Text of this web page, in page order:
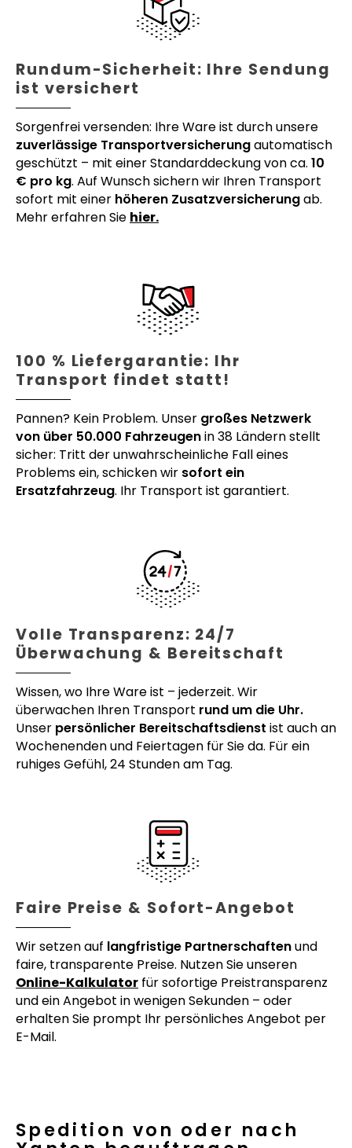
Rundum-Sicherheit: Ihre Sendung
ist versichert
Sorgenfrei versenden: Ihre Ware ist durch unsere
zuverlässige Transportversicherungautomatisch
geschützt – mit einer Standarddeckung von ca. 10
€ pro kg. Auf Wunsch sichern wir Ihren Transport
sofort mit einer höheren Zusatzversicherungab.
Mehr erfahren Sie hier.
100 % Liefergarantie: Ihr
Transport findet statt!
Pannen? Kein Problem. Unser großes Netzwerk
von über 50.000 Fahrzeugenin 38 Ländern stellt
sicher: Tritt der unwahrscheinliche Fall eines
Problems ein, schicken wir sofort ein
Ersatzfahrzeug. Ihr Transport ist garantiert.
Volle Transparenz: 24/7
Überwachung & Bereitschaft
Wissen, wo Ihre Ware ist – jederzeit. Wir
überwachen Ihren Transport rund um die Uhr.
Unser persönlicher Bereitschaftsdienst ist auch an
Wochenenden und Feiertagen für Sie da. Für ein
ruhiges Gefühl, 24 Stunden am Tag.
Faire Preise & Sofort-Angebot
Wir setzen auf langfristige Partnerschaftenund
faire, transparente Preise. Nutzen Sie unseren
Online-Kalkulator für sofortige Preistransparenz
und ein Angebot in wenigen Sekunden – oder
erhalten Sie prompt Ihr persönliches Angebot per
E-Mail.
Spedition von oder nach